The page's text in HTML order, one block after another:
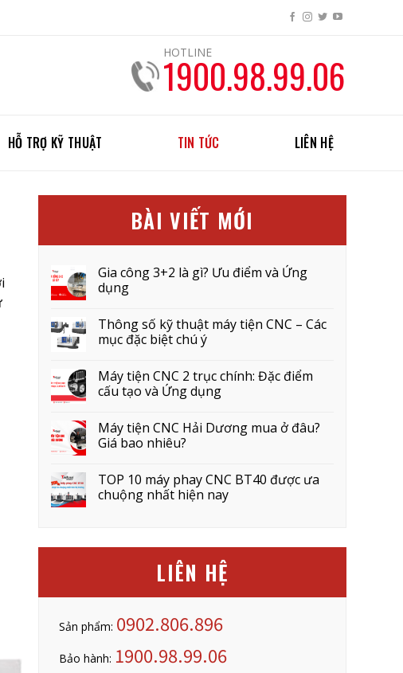
HOTLINE
1900.98.99.06
HỖ TRỢ KỸ THUẬT TIN TỨC LIÊN HỆ
BÀI VIẾT MỚI
Gia công 3+2 là gì? Ưu điểm và Ứng
dụng
Thông số kỹ thuật máy tiện CNC – Các
mục đặc biệt chú ý
Máy tiện CNC 2 trục chính: Đặc điểm
cấu tạo và Ứng dụng
Máy tiện CNC Hải Dương mua ở đâu?
Giá bao nhiêu?
TOP 10 máy phay CNC BT40 được ưa
chuộng nhất hiện nay
LIÊN HỆ
Sản phẩm: 0902.806.896
Bảo hành: 1900.98.99.06